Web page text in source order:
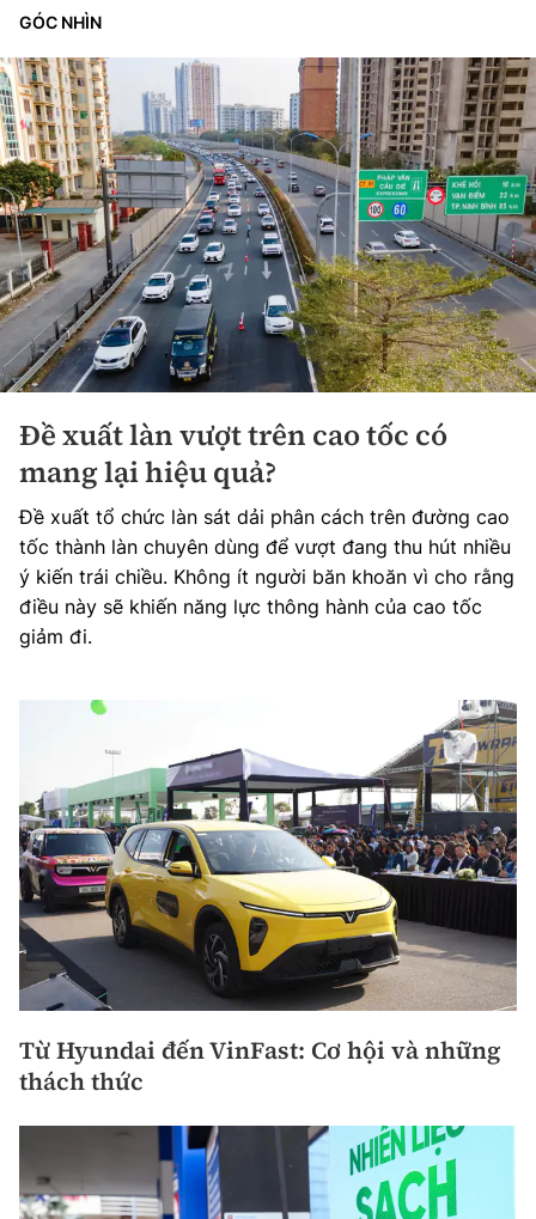
GÓC NHÌN
Đề xuất làn vượt trên cao tốc có
mang lại hiệu quả?
Đề xuất tổ chức làn sát dải phân cách trên đường cao
tốc thành làn chuyên dùng để vượt đang thu hút nhiều
ý kiến trái chiều. Không ít người băn khoăn vì cho rằng
điều này sẽ khiến năng lực thông hành của cao tốc
giảm đi.
Từ Hyundai đến VinFast: Cơ hội và những
thách thức